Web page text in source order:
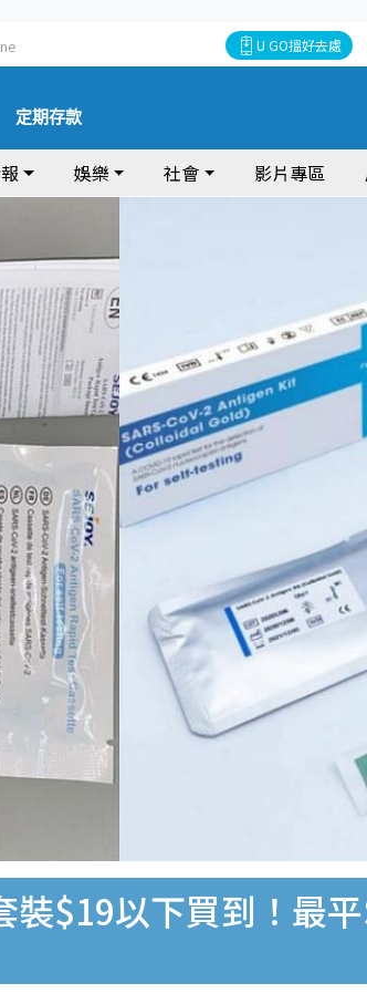
U GO搵好去處
定期存款
娛樂 社會 影片專區
裝$19以下買到！最